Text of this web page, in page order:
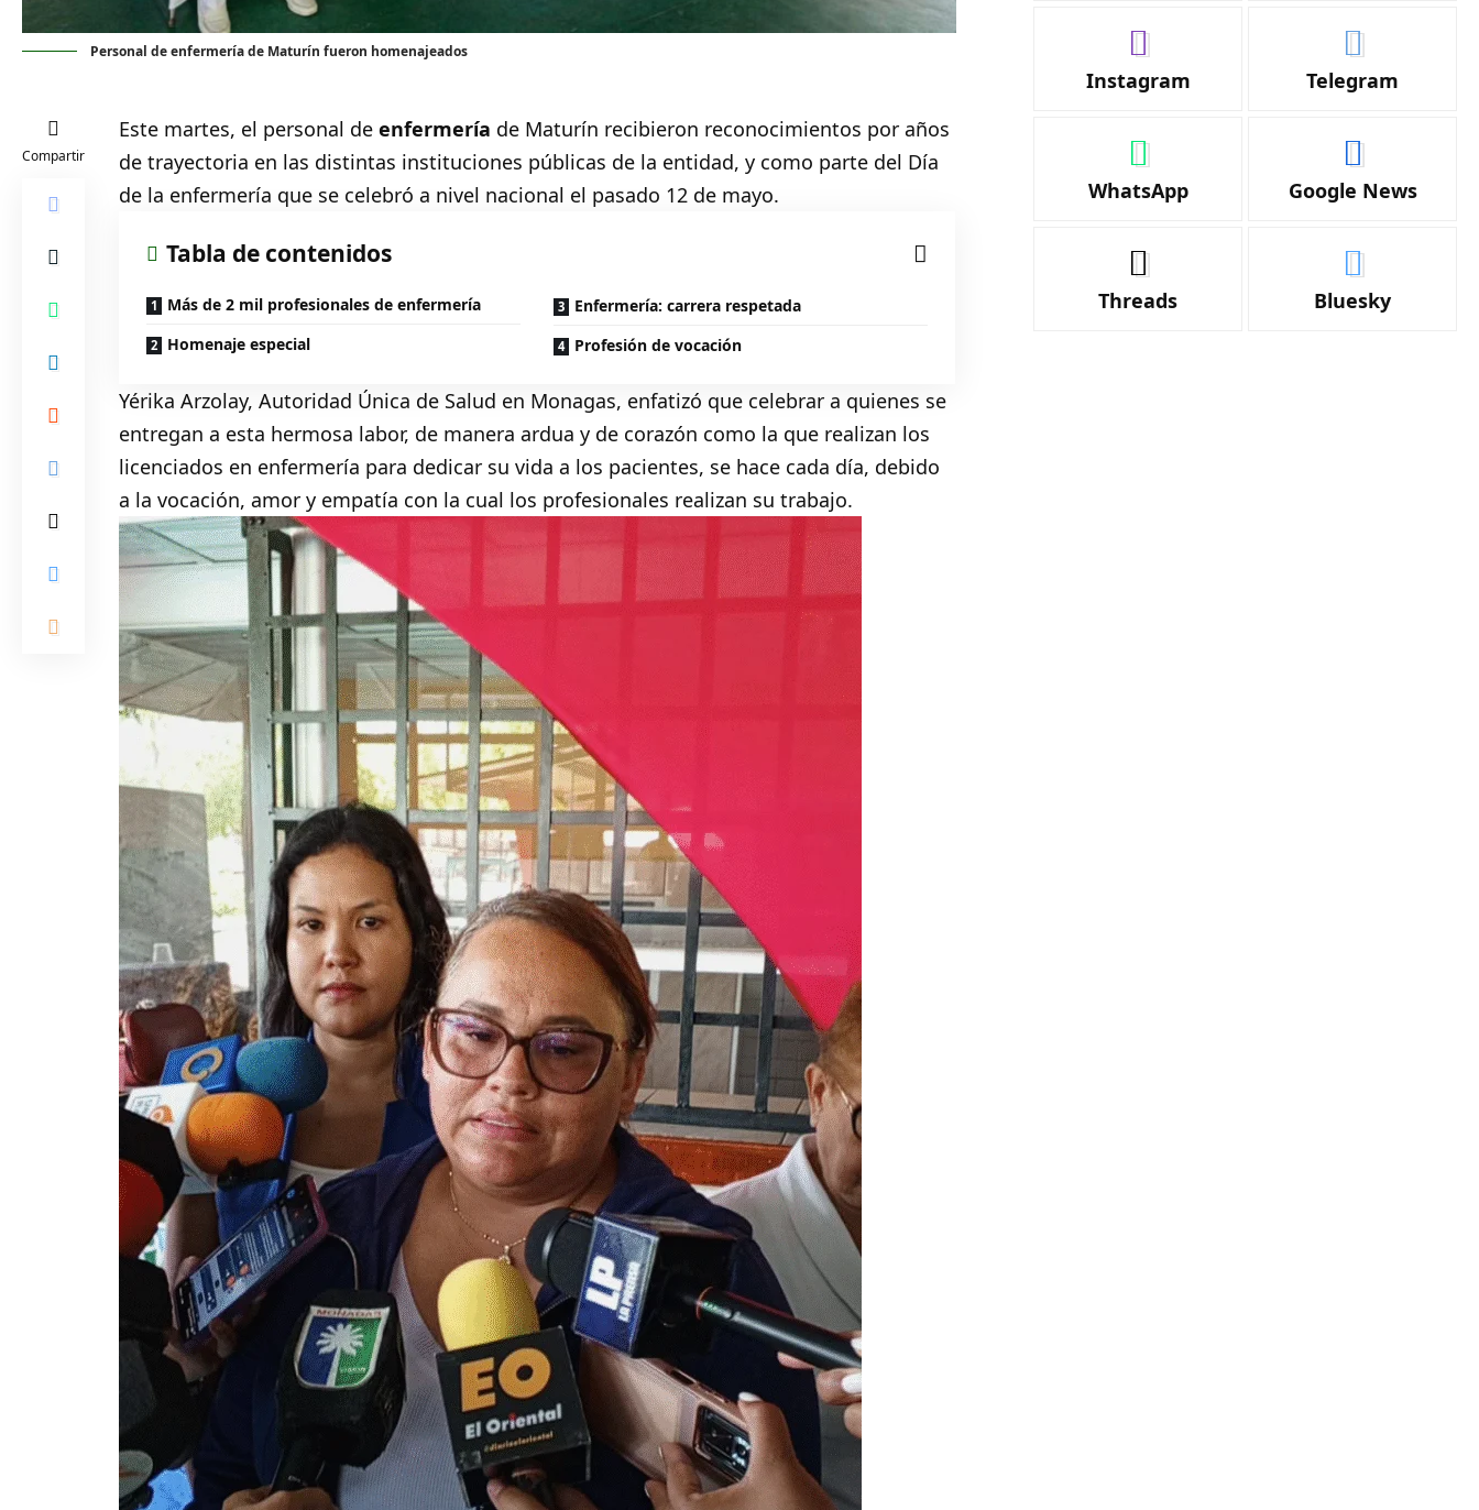
Personal de enfermería de Maturín fueron homenajeados
Compartir
Este martes, el personal deenfermería de Maturín recibieron reconocimientos por años
de trayectoria en las distintas instituciones públicas de la entidad, y como parte del Día
de la enfermería que se celebró a nivel nacional el pasado 12 de mayo.
Tabla de contenidos
Más de 2 mil profesionales de enfermería
Homenaje especial
Enfermería: carrera respetada
Profesión de vocación
Yérika Arzolay, Autoridad Única de Salud en Monagas, enfatizó que celebrar a quienes se
entregan a esta hermosa labor, de manera ardua y de corazón como la que realizan los
licenciados en enfermería para dedicar su vida a los pacientes, se hace cada día, debido
a la vocación, amor y empatía con la cual los profesionales realizan su trabajo.
Instagram Telegram
WhatsApp Google News
Threads Bluesky